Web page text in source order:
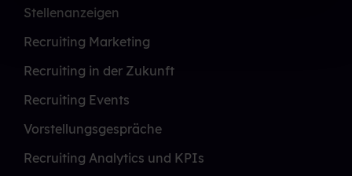
Stellenanzeigen
Recruiting Marketing
Recruiting in der Zukunft
Recruiting Events
Vorstellungsgespräche
Recruiting Analytics und KPIs